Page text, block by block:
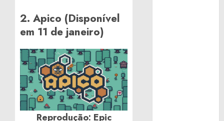
2. Apico (Disponível
em 11 de janeiro)
Reprodução: Epic